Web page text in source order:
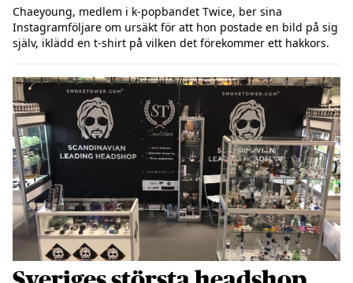
Chaeyoung, medlem i k-popbandet Twice, ber sina
Instagramföljare om ursäkt för att hon postade en bild på sig